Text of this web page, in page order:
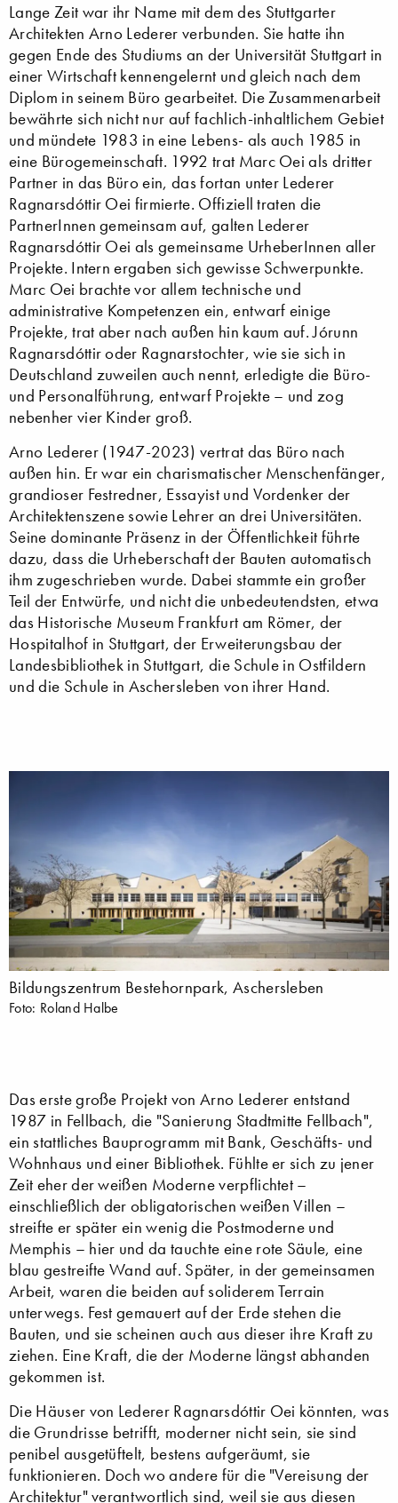
Lange Zeit war ihr Name mit dem des Stuttgarter
Architekten Arno Lederer verbunden. Sie hatte ihn
gegen Ende des Studiums an der Universität Stuttgart in
einer Wirtschaft kennengelernt und gleich nach dem
Diplom in seinem Büro gearbeitet. Die Zusammenarbeit
bewährte sich nicht nur auf fachlich-inhaltlichem Gebiet
und mündete 1983 in eine Lebens- als auch 1985 in
eine Bürogemeinschaft. 1992 trat Marc Oei als dritter
Partner in das Büro ein, das fortan unter Lederer
Ragnarsdóttir Oei firmierte. Offiziell traten die
PartnerInnen gemeinsam auf, galten Lederer
Ragnarsdóttir Oei als gemeinsame UrheberInnen aller
Projekte. Intern ergaben sich gewisse Schwerpunkte.
Marc Oei brachte vor allem technische und
administrative Kompetenzen ein, entwarf einige
Projekte, trat aber nach außen hin kaum auf. Jórunn
Ragnarsdóttir oder Ragnarstochter, wie sie sich in
Deutschland zuweilen auch nennt, erledigte die Büro-
und Personalführung, entwarf Projekte – und zog
nebenher vier Kinder groß.
Arno Lederer (1947-2023) vertrat das Büro nach
außen hin. Er war ein charismatischer Menschenfänger,
grandioser Festredner, Essayist und Vordenker der
Architektenszene sowie Lehrer an drei Universitäten.
Seine dominante Präsenz in der Öffentlichkeit führte
dazu, dass die Urheberschaft der Bauten automatisch
ihm zugeschrieben wurde. Dabei stammte ein großer
Teil der Entwürfe, und nicht die unbedeutendsten, etwa
das Historische Museum Frankfurt am Römer, der
Hospitalhof in Stuttgart, der Erweiterungsbau der
Landesbibliothek in Stuttgart, die Schule in Ostfildern
und die Schule in Aschersleben von ihrer Hand.
Bildungszentrum Bestehornpark, Aschersleben
Foto: Roland Halbe
Das erste große Projekt von Arno Lederer entstand
1987 in Fellbach, die "Sanierung Stadtmitte Fellbach",
ein stattliches Bauprogramm mit Bank, Geschäfts- und
Wohnhaus und einer Bibliothek. Fühlte er sich zu jener
Zeit eher der weißen Moderne verpflichtet –
einschließlich der obligatorischen weißen Villen –
streifte er später ein wenig die Postmoderne und
Memphis – hier und da tauchte eine rote Säule, eine
blau gestreifte Wand auf. Später, in der gemeinsamen
Arbeit, waren die beiden auf soliderem Terrain
unterwegs. Fest gemauert auf der Erde stehen die
Bauten, und sie scheinen auch aus dieser ihre Kraft zu
ziehen. Eine Kraft, die der Moderne längst abhanden
gekommen ist.
Die Häuser von Lederer Ragnarsdóttir Oei könnten, was
die Grundrisse betrifft, moderner nicht sein, sie sind
penibel ausgetüftelt, bestens aufgeräumt, sie
funktionieren. Doch wo andere für die "Vereisung der
Architektur" verantwortlich sind, weil sie aus diesen